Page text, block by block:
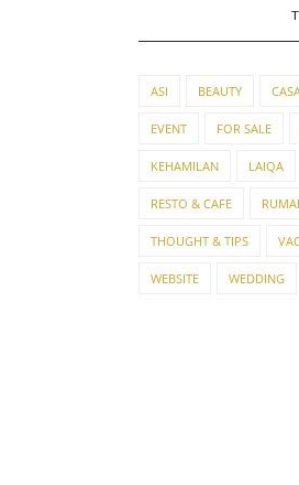
ASI BEAUTY
EVENT FOR SALE
KEHAMILAN LAIQA
RESTO & CAFE
THOUGHT & TIPS
WEBSITE WEDDING